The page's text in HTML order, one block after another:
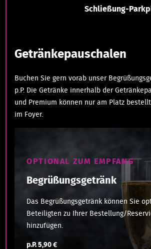
Schließung-
Getränkepauschalen
Buchen Sie gern vorab unser
p.P. Die Getränke innerhalb der
und Premium können nur am Platz
im Foyer.
OPTIONAL ZUM EMPFANG
Begrüßungsgetränk
Das Begrüßungsgetränk können Sie
Beteiligten zu Ihrer Bestellung/
hinzufügen.
p.P. 5,90 €